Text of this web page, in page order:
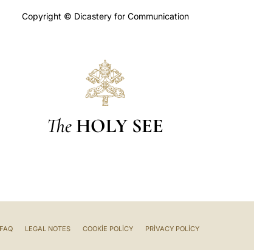
Copyright © Dicastery for Communication
The HOLY SEE
FAQ LEGAL NOTES COOKIE POLICY PRIVACY POLICY